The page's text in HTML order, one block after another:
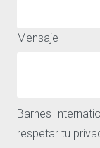
Mensaje
Barnes
respetar tu
Alquiler
Noticias
CONTÁCTENOS